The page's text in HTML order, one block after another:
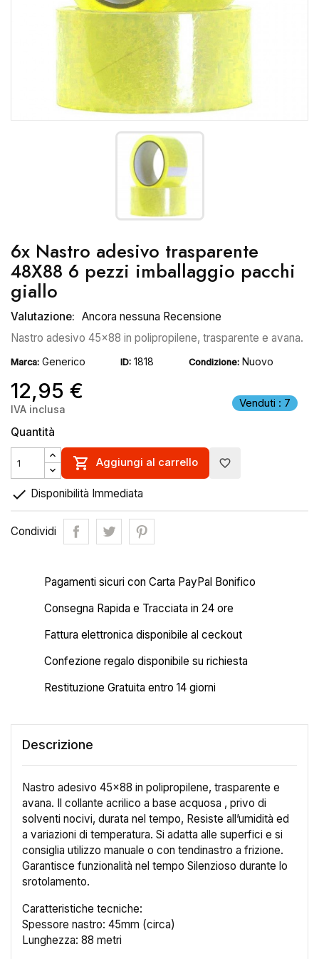
6x Nastro adesivo trasparente
48X88 6 pezzi imballaggio pacchi
giallo
Valutazione: Ancora nessuna Recensione
Nastro adesivo 45x88 in polipropilene, trasparente e avana.
Marca: Generico ID: 1818 Condizione: Nuovo
12,95 € Venduti : 7
IVA inclusa
Quantità
 Aggiungi al carrello favorite_border
 Disponibilità Immediata
Condividi
Pagamenti sicuri con Carta PayPal Bonifico
Consegna Rapida e Tracciata in 24 ore
Fattura elettronica disponibile al ceckout
Confezione regalo disponibile su richiesta
Restituzione Gratuita entro 14 giorni
Descrizione
Nastro adesivo 45x88 in polipropilene, trasparente e
avana. Il collante acrilico a base acquosa , privo di
solventi nocivi, durata nel tempo, Resiste all’umidità ed
a variazioni di temperatura. Si adatta alle superfici e si
consiglia utilizzo manuale o con tendinastro a frizione.
Garantisce funzionalità nel tempo Silenzioso durante lo
srotolamento.
Caratteristiche tecniche:
Spessore nastro: 45mm (circa)
Lunghezza: 88 metri